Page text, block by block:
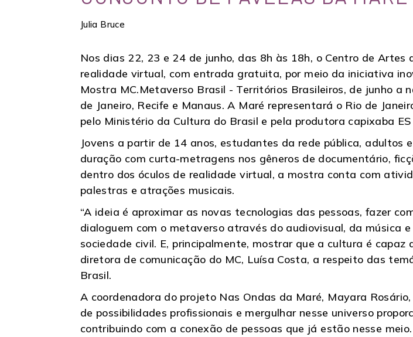
Julia Bruce
Nos dias 22, 23 e 24 de junho, das 8h às 18h, o Centro de
realidade virtual, com entrada gratuita, por meio da iniciativa
Mostra MC.Metaverso Brasil - Territórios Brasileiros, de junho a
de Janeiro, Recife e Manaus. A Maré representará o Rio de
pelo Ministério da Cultura do Brasil e pela produtora capixaba ES
Jovens a partir de 14 anos, estudantes da rede pública,
duração com curta-metragens nos gêneros de documentário,
dentro dos óculos de realidade virtual, a mostra conta com
palestras e atrações musicais.
“A ideia é aproximar as novas tecnologias das pessoas, fazer
dialoguem com o metaverso através do audiovisual, da música
sociedade civil. E, principalmente, mostrar que a cultura é
diretora de comunicação do MC, Luísa Costa, a respeito das
Brasil.
A coordenadora do projeto Nas Ondas da Maré, Mayara
de possibilidades profissionais e mergulhar nesse universo
contribuindo com a conexão de pessoas que já estão nesse